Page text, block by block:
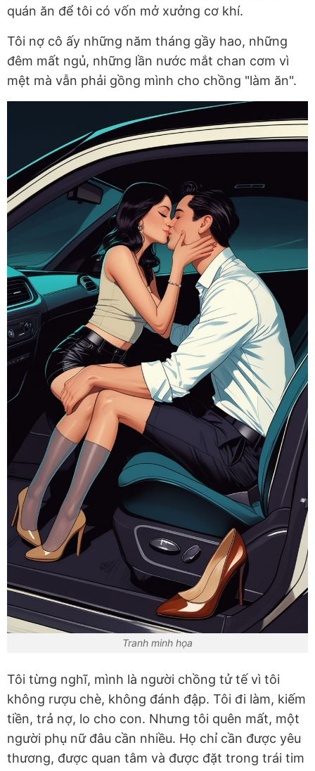
quán ăn để tôi có vốn mở xưởng cơ khí.
Tôi nợ cô ấy những năm tháng gầy hao, những
đêm mất ngủ, những lần nước mắt chan cơm vì
mệt mà vẫn phải gồng mình cho chồng "làm ăn".
Tranh minh họa
Tôi từng nghĩ, mình là người chồng tử tế vì tôi
không rượu chè, không đánh đập. Tôi đi làm, kiếm
tiền, trả nợ, lo cho con. Nhưng tôi quên mất, một
người phụ nữ đâu cần nhiều. Họ chỉ cần được yêu
thương, được quan tâm và được đặt trong trái tim